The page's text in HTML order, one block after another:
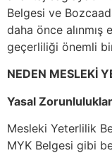
Belgesi ve
daha önce alınmış
geçerliliği önemli
NEDEN MESLEKİ
Yasal Zorunluluklar
Mesleki Yeterlilik
MYK Belgesi gibi